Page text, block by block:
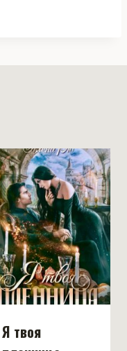
Я твоя